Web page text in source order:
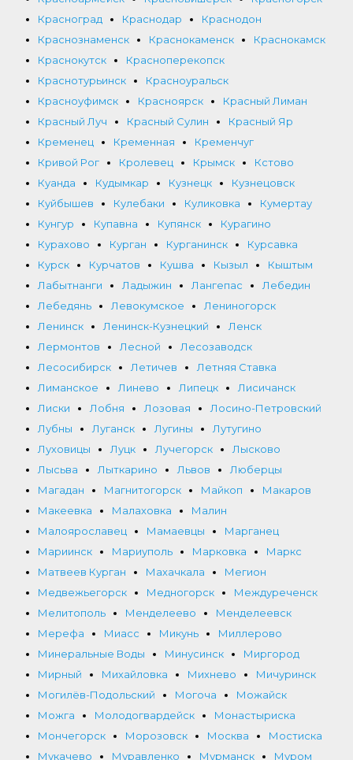
Красноград
Краснодар
Краснодон
Краснознаменск
Краснокаменск
Краснокамск
Краснокутск
Красноперекопск
Краснотурьинск
Красноуральск
Красноуфимск
Красноярск
Красный Лиман
Красный Луч
Красный Сулин
Красный Яр
Кременец
Кременная
Кременчуг
Кривой Рог
Кролевец Крымск
Кстово
Куанда
Кудымкар Кузнецк
Кузнецовск
Куйбышев
Кулебаки Куликовка
Кумертау
Кунгур
Купавна Купянск
Курагино
Курахово
Курган Курганинск
Курсавка
Курск
Курчатов Кушва Кызыл
Кыштым
Лабытнанги
Ладыжин Лангепас
Лебедин
Лебедянь
Левокумское
Лениногорск
Ленинск
Ленинск-Кузнецкий
Ленск
Лермонтов
Лесной
Лесозаводск
Лесосибирск
Летичев
Летняя Ставка
Лиманское
Линево Липецк
Лисичанск
Лиски
Лобня Лозовая
Лосино-Петровский
Лубны
Луганск Лугины
Лутугино
Луховицы
Луцк Лучегорск
Лысково
Лысьва
Лыткарино Львов
Люберцы
Магадан
Магнитогорск Майкоп
Макаров
Макеевка
Малаховка
Малин
Малоярославец
Мамаевцы
Марганец
Мариинск
Мариуполь Марковка
Маркс
Матвеев Курган
Махачкала
Мегион
Медвежьегорск
Медногорск
Междуреченск
Мелитополь
Менделеево
Менделеевск
Мерефа
Миасс Микунь
Миллерово
Минеральные Воды
Минусинск
Миргород
Мирный
Михайловка Михнево
Мичуринск
Могилёв-Подольский
Могоча
Можайск
Можга
Молодогвардейск
Монастыриска
Мончегорск
Морозовск Москва
Мостиска
Мукачево
Муравленко Мурманск Муром